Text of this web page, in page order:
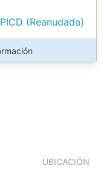
(Reanudada)
UBICACIÓN